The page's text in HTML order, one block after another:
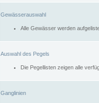
Gewässerauswahl
Alle Gewässer werden
Auswahl des Pegels
Die Pegellisten zeigen alle
Ganglinien